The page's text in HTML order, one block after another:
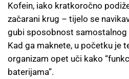
Kofein, iako kratkoročno
začarani krug – tijelo se
gubi sposobnost samostalnog
Kad ga maknete, u početku je
organizam opet uči kako
baterijama”.